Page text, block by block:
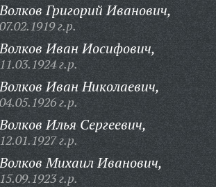
Григорий Иванович,
07.02.1919 г.р.
Иван Иосифович,
11.03.1924 г.р.
Иван Николаевич,
г.р.
Илья Сергеевич,
12.01.1927 г.р.
Михаил Иванович,
15.09.1923 г.р.